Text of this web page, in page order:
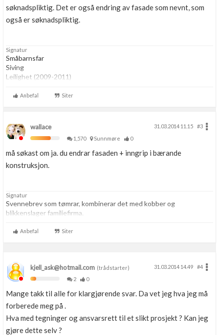
søknadspliktig. Det er også endring av fasade som nevnt, som
også er søknadspliktig.
Signatur
Småbarnsfar
Siving
Leilighet (2009-2011)
Hytteprosjekt (2016- )
Anbefal Siter
wallace 31.03.2014 11.15
#3
1,570
Sunnmøre 0
må søkast om ja. du endrar fasaden + inngrip i bærande
konstruksjon.
Signatur
Svennebrev som tømrar, kombinerar det med kobber og
blikkenslager familiefirma.
Anbefal Siter
kjell_ask@hotmail.com (trådstarter) 31.03.2014 14.49
#4
2
0
Mange takk til alle for klargjørende svar. Da vet jeg hva jeg må
forberede meg på .
Hva med tegninger og ansvarsrett til et slikt prosjekt ? Kan jeg
gjøre dette selv ?